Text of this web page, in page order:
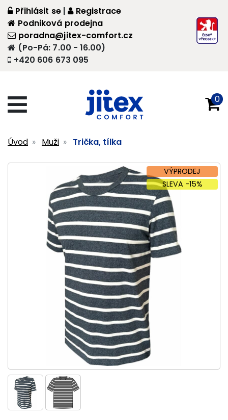
+420 606 673 095
(Po-Pá: 7.00 - 16.00)
poradna@jitex-comfort.cz
Přihlásit se |
Registrace
Podniková prodejna
0
Úvod Muži Trička, tílka
VÝPRODEJ
SLEVA -15%